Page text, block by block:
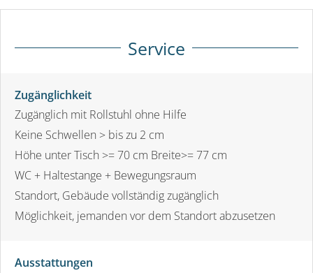
Service
Zugänglichkeit
Zugänglich mit Rollstuhl ohne Hilfe
Keine Schwellen > bis zu 2 cm
Höhe unter Tisch >= 70 cm Breite>= 77 cm
WC + Haltestange + Bewegungsraum
Standort, Gebäude vollständig zugänglich
Möglichkeit, jemanden vor dem Standort abzusetzen
Ausstattungen